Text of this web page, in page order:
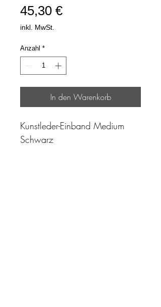
45,30 €Preis
inkl. MwSt.
Anzahl *
In den Warenkorb
Kunstleder-Einband Medium
Schwarz